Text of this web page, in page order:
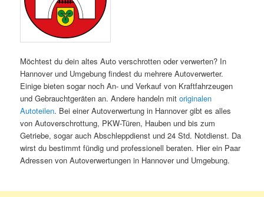
Möchtest du dein altes Auto verschrotten oder verwerten? In
Hannover und Umgebung findest du mehrere Autoverwerter.
Einige bieten sogar noch An- und Verkauf von Kraftfahrzeugen
und Gebrauchtgeräten an. Andere handeln mitoriginalen
Autoteilen. Bei einer Autoverwertung in Hannover gibt es alles
von Autoverschrottung, PKW-Türen, Hauben und bis zum
Getriebe, sogar auch Abschleppdienst und 24 Std. Notdienst. Da
wirst du bestimmt fündig und professionell beraten. Hier ein Paar
Adressen von Autoverwertungen in Hannover und Umgebung.